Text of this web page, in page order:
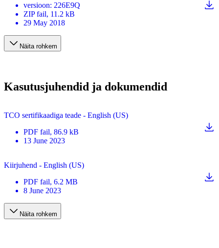
versioon: 226E9Q
ZIP fail, 11.2 kB
29 May 2018
Näita rohkem
Kasutusjuhendid ja dokumendid
TCO sertifikaadiga teade - English (US)
PDF fail, 86.9 kB
13 June 2023
Kiirjuhend - English (US)
PDF fail, 6.2 MB
8 June 2023
Näita rohkem